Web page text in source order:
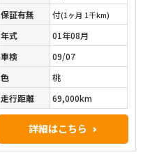
保証有無
付(1ヶ月 1千km)
年式
01年08月
車検
09/07
色
桃
走行距離
69,000km
詳細はこちら